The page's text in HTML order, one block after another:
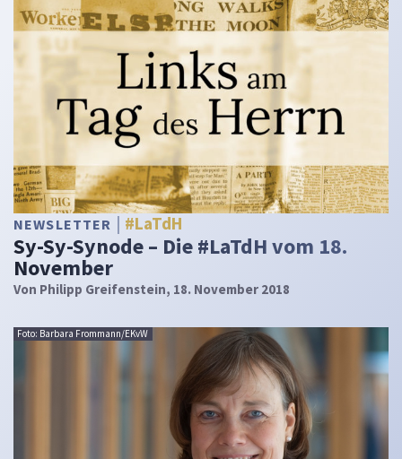
NEWSLETTER #LaTdH
Sy-Sy-Synode – Die #LaTdH vom 18.
November
Von Philipp Greifenstein, 18. November 2018
Foto: Barbara Frommann/EKvW